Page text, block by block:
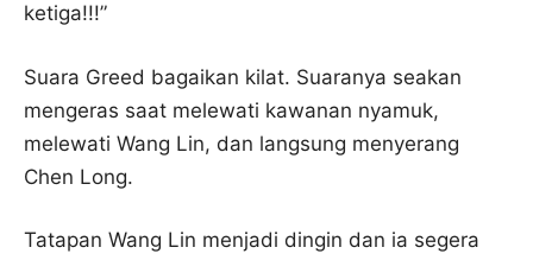
ketiga!!!”
Suara Greed bagaikan kilat. Suaranya seakan
mengeras saat melewati kawanan nyamuk,
melewati Wang Lin, dan langsung menyerang
Chen Long.
Tatapan Wang Lin menjadi dingin dan ia segera